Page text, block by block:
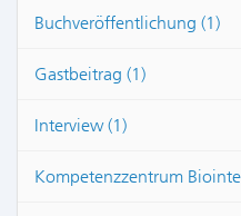
Buchveröffentlichung (1)
Gastbeitrag (1)
Interview (1)
Kompetenzzentrum